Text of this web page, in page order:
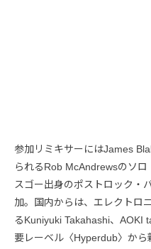
参加リミキサーにはJames
られるRob McAndrewsのソ
スゴー出身のポストロック・
加。国内からは、エレクトロ
るKuniyuki Takahashi、AOKI
要レーベル〈Hyperdub〉か